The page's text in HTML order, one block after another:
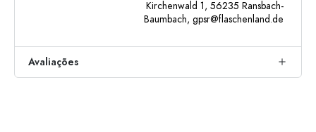
Kirchenwald 1, 56235 Ransbach-
Baumbach, gpsr@flaschenland.de
Avaliações